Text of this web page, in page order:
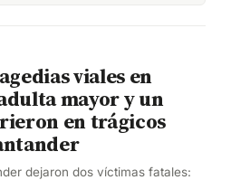
viales en
mayor y un
en trágicos
dejaron dos víctimas fatales: